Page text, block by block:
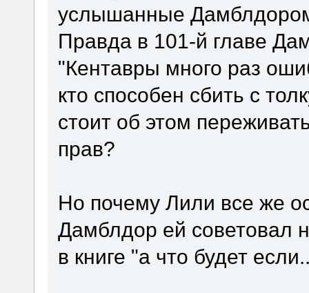
услышанные
Правда в 101-й главе
"Кентавры много раз
кто способен сбить с
стоит об этом
прав?
Но почему Лили все же
Дамблдор ей советовал
в книге "а что будет